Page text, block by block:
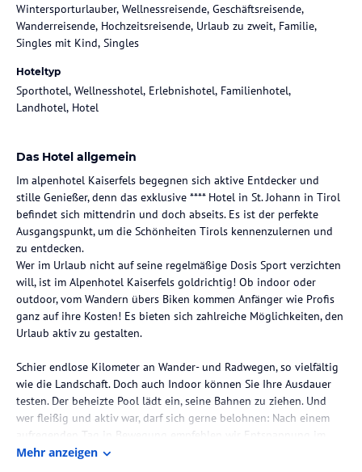
Wintersporturlauber, Wellnessreisende, Geschäftsreisende,
Wanderreisende, Hochzeitsreisende, Urlaub zu zweit, Familie,
Singles mit Kind, Singles
Hoteltyp
Sporthotel, Wellnesshotel, Erlebnishotel, Familienhotel,
Landhotel, Hotel
Das Hotel allgemein
Im alpenhotel Kaiserfels begegnen sich aktive Entdecker und
stille Genießer, denn das exklusive **** Hotel in St. Johann in Tirol
befindet sich mittendrin und doch abseits. Es ist der perfekte
Ausgangspunkt, um die Schönheiten Tirols kennenzulernen und
zu entdecken.
Wer im Urlaub nicht auf seine regelmäßige Dosis Sport verzichten
will, ist im Alpenhotel Kaiserfels goldrichtig! Ob indoor oder
outdoor, vom Wandern übers Biken kommen Anfänger wie Profis
ganz auf ihre Kosten! Es bieten sich zahlreiche Möglichkeiten, den
Urlaub aktiv zu gestalten.
Schier endlose Kilometer an Wander- und Radwegen, so vielfältig
wie die Landschaft. Doch auch Indoor können Sie Ihre Ausdauer
testen. Der beheizte Pool lädt ein, seine Bahnen zu ziehen. Und
wer fleißig und aktiv war, darf sich gerne belohnen: Nach einem
aufregenden Tag in Bewegung empfehlen wir Entspannung im
Wellnessbereich oder bei einer Massage in unserer Spa-Abteilung
Mehr anzeigen